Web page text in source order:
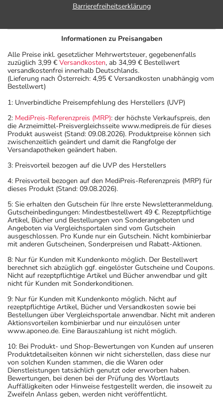
Barrierefreiheitserklärung
Informationen zu Preisangaben
Alle Preise inkl. gesetzlicher Mehrwertsteuer, gegebenenfalls
zuzüglich 3,99 € Versandkosten, ab 34,99 € Bestellwert
versandkostenfrei innerhalb Deutschlands.
(Lieferung nach Österreich: 4,95 € Versandkosten unabhängig vom
Bestellwert)
1: Unverbindliche Preisempfehlung des Herstellers (UVP)
2: MediPreis-Referenzpreis (MRP): der höchste Verkaufspreis, den
die Arzneimittel-Preisvergleichsseite www.medipreis.de für dieses
Produkt ausweist (Stand: 09.08.2026). Produktpreise können sich
zwischenzeitlich geändert und damit die Rangfolge der
Versandapotheken geändert haben.
3: Preisvorteil bezogen auf die UVP des Herstellers
4: Preisvorteil bezogen auf den MediPreis-Referenzpreis (MRP) für
dieses Produkt (Stand: 09.08.2026).
5: Sie erhalten den Gutschein für Ihre erste Newsletteranmeldung.
Gutscheinbedingungen: Mindestbestellwert 49 €. Rezeptpflichtige
Artikel, Bücher und Bestellungen von Sonderangeboten und
Angeboten via Vergleichsportalen sind vom Gutschein
ausgeschlossen. Pro Kunde nur ein Gutschein. Nicht kombinierbar
mit anderen Gutscheinen, Sonderpreisen und Rabatt-Aktionen.
8: Nur für Kunden mit Kundenkonto möglich. Der Bestellwert
berechnet sich abzüglich ggf. eingelöster Gutscheine und Coupons.
Nicht auf rezeptpflichtige Artikel und Bücher anwendbar und gilt
nicht für Kunden mit Sonderkonditionen.
9: Nur für Kunden mit Kundenkonto möglich. Nicht auf
rezeptpflichtige Artikel, Bücher und Versandkosten sowie bei
Bestellungen über Vergleichsportale anwendbar. Nicht mit anderen
Aktionsvorteilen kombinierbar und nur einzulösen unter
www.aponeo.de. Eine Barauszahlung ist nicht möglich.
10: Bei Produkt- und Shop-Bewertungen von Kunden auf unseren
Produktdetailseiten können wir nicht sicherstellen, dass diese nur
von solchen Kunden stammen, die die Waren oder
Dienstleistungen tatsächlich genutzt oder erworben haben.
Bewertungen, bei denen bei der Prüfung des Wortlauts
Auffälligkeiten oder Hinweise festgestellt werden, die insoweit zu
Zweifeln Anlass geben, werden nicht veröffentlicht.